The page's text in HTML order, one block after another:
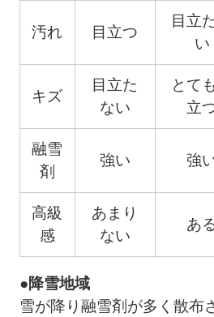
汚れ 目立つ
目立
い
キズ
目立た
ない
とて
立
融雪
剤
強い 強
高級
感
あまり
ない
あ
●降雪地域
雪が降り融雪剤が多く散布